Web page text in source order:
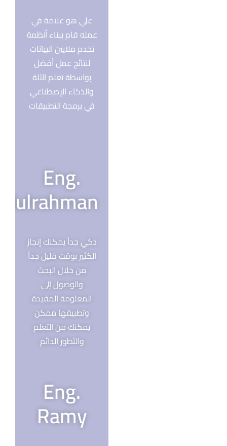
علي هو علامة في
عمله قام ببناء أنظمة
تخدم ملايين البيانات
لنتائج عمل أفضل
بواسطة تعلم الآلة
والذكاء الإصطناعي
في برمجة التطبيقات
Eng.
ذكي جداً يمكنك إنجاز
الكثير بوقت قليل جداً
من خلال البحث
والوصول إلى
المعلومة المفيدة
وتطبيقها ممكن
يمكنك من التعلم
والتطور الدائم
Eng.
Ramy